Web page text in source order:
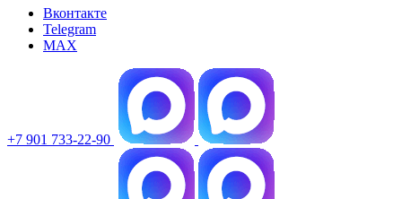
Вконтакте
Telegram
MAX
+7 901 733-22-90